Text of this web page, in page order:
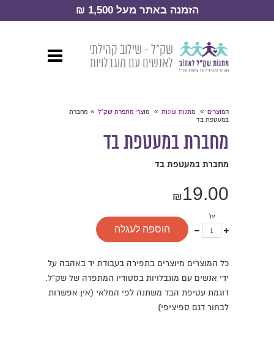
הזמנה באתר מעל 1,500 ₪
שק״ל - שילוב קהילתי
לאנשים עם מוגבלויות
המוצרים » מתנות שונות » מוצרי מתפרת שק"ל » מחברת
במעטפת בד
מחברת במעטפת בד
מחברת במעטפת בד
₪19.00
יח'
אחד
פחות
אחד
הוספה לעגלה
כל המוצרים מיוצרים בתפירה בעבודת יד באהבה על
ידי אנשים עם מוגבלויות בסטודיו המתפרה של שק"ל.
דוגמת עטיפת הבד משתנה לפי המלאי (אין אפשרות
לבחור דגם ספיציפי)